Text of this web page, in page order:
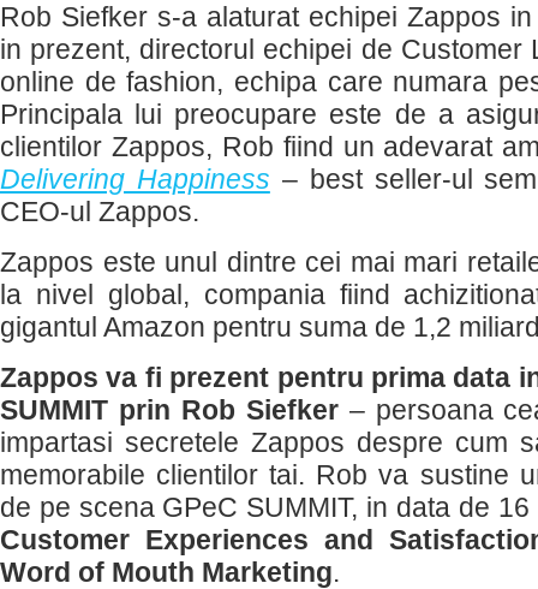
Rob Siefker s-a alaturat echipei Zappos
in prezent, directorul echipei de Customer
online de fashion, echipa care numara
Principala lui preocupare este de a
clientilor Zappos, Rob fiind un adevarat
Delivering Happiness – best seller-ul
CEO-ul Zappos.
Zappos este unul dintre cei mai mari
la nivel global, compania fiind
gigantul Amazon pentru suma de 1,2
Zappos va fi prezent pentru prima data
SUMMIT prin Rob Siefker– persoana
impartasi secretele Zappos despre cum
memorabile clientilor tai. Rob va sustine
de pe scena GPeC SUMMIT, in data de
Customer Experiences and
Word of Mouth Marketing.